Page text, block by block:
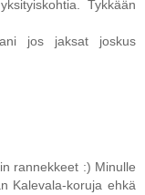
Tykkään
jos jaksat joskus
rannekkeet :) Minulle
Kalevala-koruja ehkä